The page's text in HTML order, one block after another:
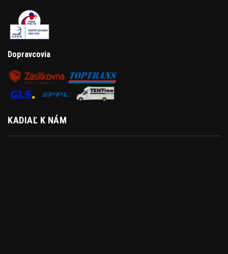
Dopravcovia
KADIAĽ K NÁM